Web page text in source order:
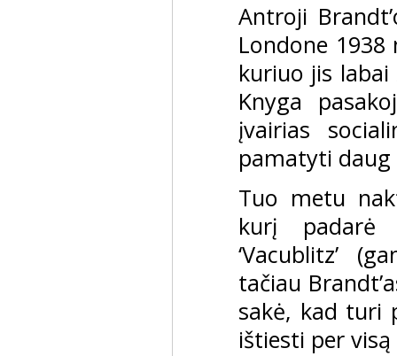
Antroji
Londone
kuriuo jis labai
Knyga
įvairias
pamatyti daug
Tuo metu
kurį padarė
‘Vacublitz’
tačiau
sakė, kad turi
ištiesti per